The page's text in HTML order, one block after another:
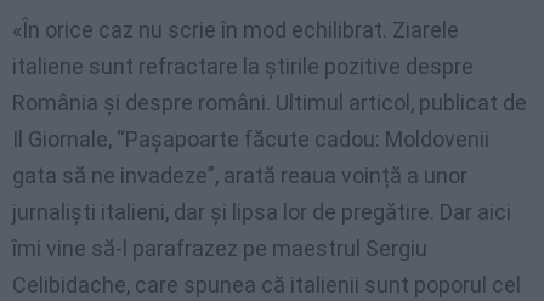
«În orice caz nu scrie în mod echilibrat. Ziarele
italiene sunt refractare la știrile pozitive despre
România și despre români. Ultimul articol, publicat de
Il Giornale, “Pașapoarte făcute cadou: Moldovenii
gata să ne invadeze”, arată reaua voință a unor
jurnaliști italieni, dar și lipsa lor de pregătire. Dar aici
îmi vine să-l parafrazez pe maestrul Sergiu
Celibidache, care spunea că italienii sunt poporul cel